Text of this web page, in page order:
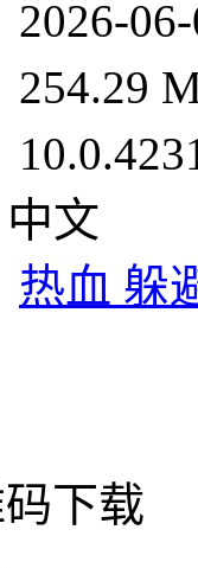
2026-
254.29
中文
热血 躲
下载